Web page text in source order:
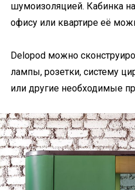
шумоизоляцией. Кабинка
офису или квартире её
Delopod можно
лампы, розетки, систему
или другие необходимые